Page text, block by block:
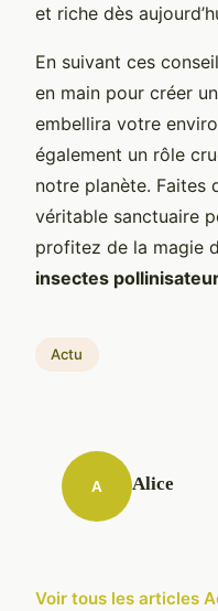
et riche dès
En suivant ces
en main pour créer un
embellira votre
également un rôle
notre planète. Faites
véritable sanctuaire
profitez de la magie
insectes
Actu
A Alice
Voir tous les articles